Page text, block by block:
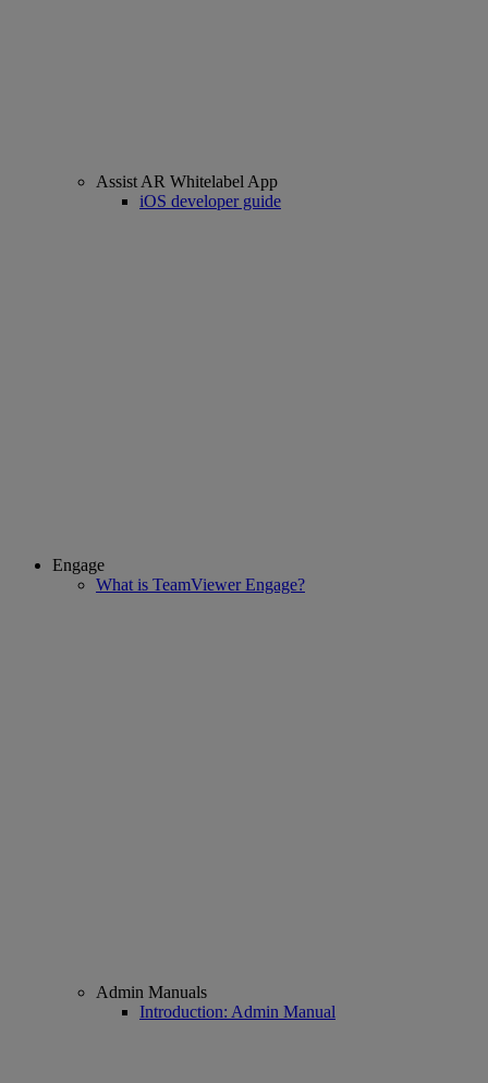
Assist AR Whitelabel App
iOS developer guide
Engage
What is TeamViewer Engage?
Admin Manuals
Introduction: Admin Manual